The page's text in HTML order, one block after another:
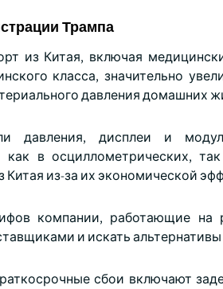
Трампа
из Китая, включая
класса, значительно
давления домашних
давления, дисплеи и
как в осциллометрических,
Китая из-за их экономической
компании, работающие
и искать
сбои включают